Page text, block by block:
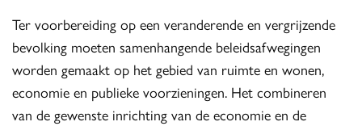
Ter voorbereiding op een veranderende en vergrijzende
bevolking moeten samenhangende beleidsafwegingen
worden gemaakt op het gebied van ruimte en wonen,
economie en publieke voorzieningen. Het combineren
van de gewenste inrichting van de economie en de